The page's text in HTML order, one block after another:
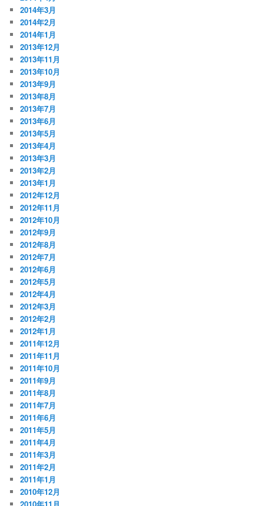
2014年3月
2014年2月
2014年1月
2013年12月
2013年11月
2013年10月
2013年9月
2013年8月
2013年7月
2013年6月
2013年5月
2013年4月
2013年3月
2013年2月
2013年1月
2012年12月
2012年11月
2012年10月
2012年9月
2012年8月
2012年7月
2012年6月
2012年5月
2012年4月
2012年3月
2012年2月
2012年1月
2011年12月
2011年11月
2011年10月
2011年9月
2011年8月
2011年7月
2011年6月
2011年5月
2011年4月
2011年3月
2011年2月
2011年1月
2010年12月